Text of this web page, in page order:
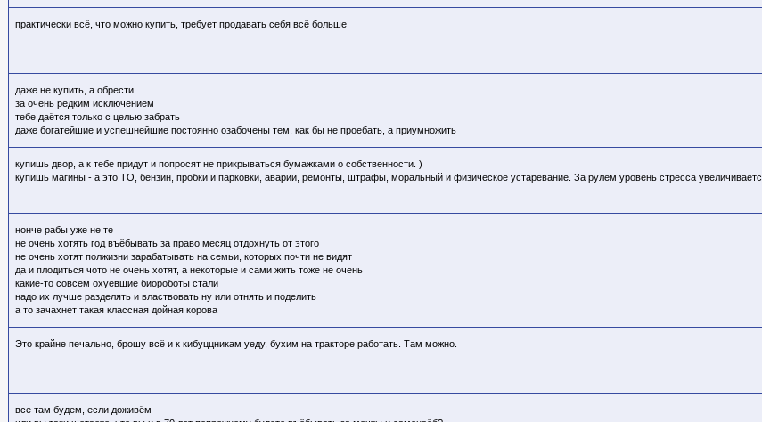
практически всё, что можно купить, требует продавать себя всё больше
даже не купить, а обрести
за очень редким исключением
тебе даётся только с целью забрать
даже богатейшие и успешнейшие постоянно озабочены тем, как бы не проебать, а приумножить
купишь двор, а к тебе придут и попросят не прикрываться бумажками о собственности. )
купишь магины - а это ТО, бензин, пробки и парковки, аварии, ремонты, штрафы, моральный и физическое устаревание. За рулём уровень стресса
нонче рабы уже не те
не очень хотять год въёбывать за право месяц отдохнуть от этого
не очень хотят полжизни зарабатывать на семьи, которых почти не видят
да и плодиться чото не очень хотят, а некоторые и сами жить тоже не очень
какие-то совсем охуевшие биороботы стали
надо их лучше разделять и властвовать ну или отнять и поделить
а то зачахнет такая классная дойная корова
Это крайне печально, брошу всё и к кибуццникам уеду, бухим на тракторе работать. Там можно.
все там будем, если доживём